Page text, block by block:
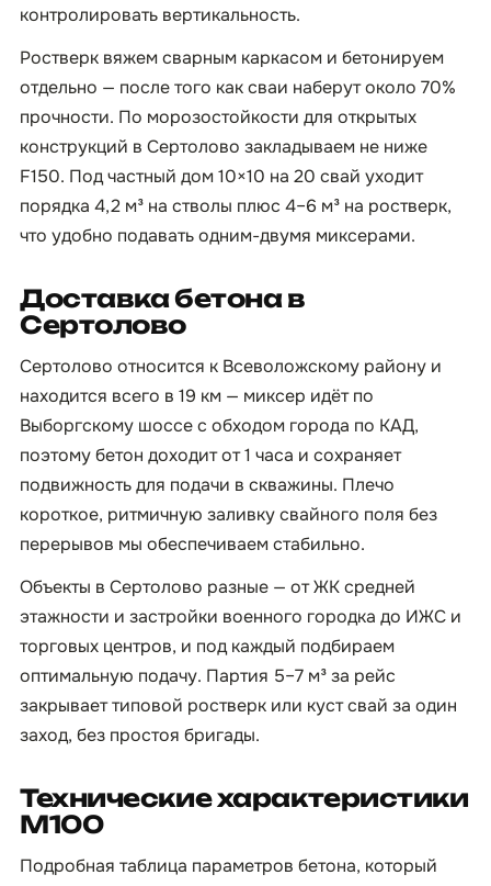
контролировать вертикальность.
Ростверк вяжем сварным каркасом и бетонируем
отдельно — после того как сваи наберут около 70%
прочности. По морозостойкости для открытых
конструкций в Сертолово закладываем не ниже
F150. Под частный дом 10×10 на 20 свай уходит
порядка 4,2 м³ на стволы плюс 4–6 м³ на ростверк,
что удобно подавать одним-двумя миксерами.
Доставка бетона в
Сертолово
Сертолово относится к Всеволожскому району и
находится всего в 19 км — миксер идёт по
Выборгскому шоссе с обходом города по КАД,
поэтому бетон доходит от 1 часа и сохраняет
подвижность для подачи в скважины. Плечо
короткое, ритмичную заливку свайного поля без
перерывов мы обеспечиваем стабильно.
Объекты в Сертолово разные — от ЖК средней
этажности и застройки военного городка до ИЖС и
торговых центров, и под каждый подбираем
оптимальную подачу. Партия 5–7 м³ за рейс
закрывает типовой ростверк или куст свай за один
заход, без простоя бригады.
Технические характеристики
М100
Подробная таблица параметров бетона, который